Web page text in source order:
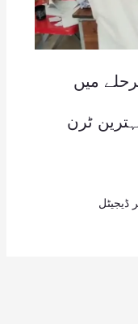
میں
ٹرن
ڈیجیٹل